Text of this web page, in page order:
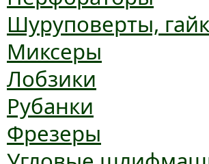
Шуруповерты,
Миксеры
Лобзики
Рубанки
Фрезеры